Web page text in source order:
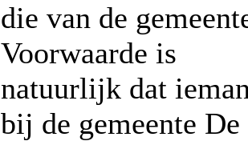
die van de
Voorwaarde is
natuurlijk dat
bij de gemeente De